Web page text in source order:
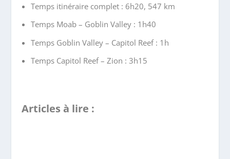
Temps itinéraire complet : 6h20, 547 km
Temps Moab – Goblin Valley : 1h40
Temps Goblin Valley – Capitol Reef : 1h
Temps Capitol Reef – Zion : 3h15
Articles à lire :